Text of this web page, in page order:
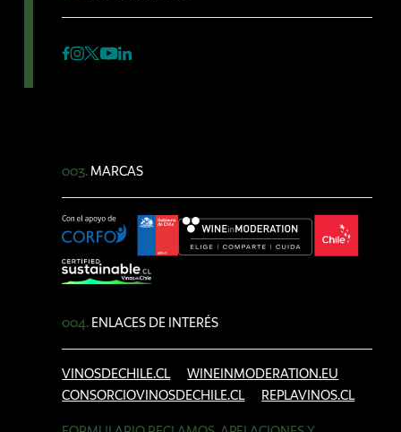
003. MARCAS
004. ENLACES DE INTERÉS
VINOSDECHILE.CL
WINEINMODERATION.EU
CONSORCIOVINOSDECHILE.CL
REPLAVINOS.CL